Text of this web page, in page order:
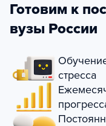
Готовим к
вузы России
стресса